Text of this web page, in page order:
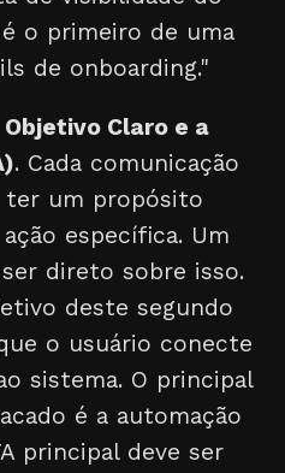
o primeiro de uma
de onboarding."
Objetivo Claro e a
. Cada comunicação
ter um propósito
específica. Um
direto sobre isso.
deste segundo
o usuário conecte
sistema. O principal
é a automação
principal deve ser